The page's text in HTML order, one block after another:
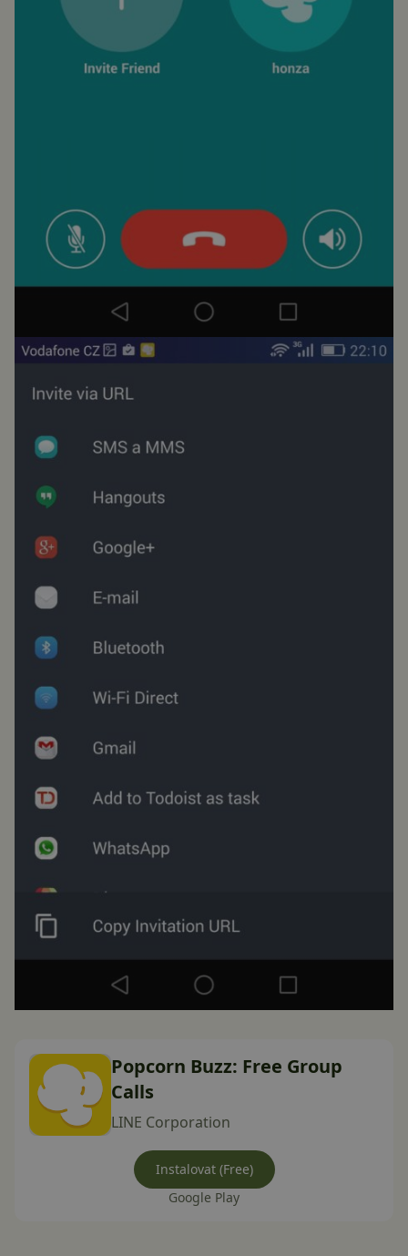
Popcorn Buzz: Free Group
Calls
LINE Corporation
Instalovat (Free)
Google Play